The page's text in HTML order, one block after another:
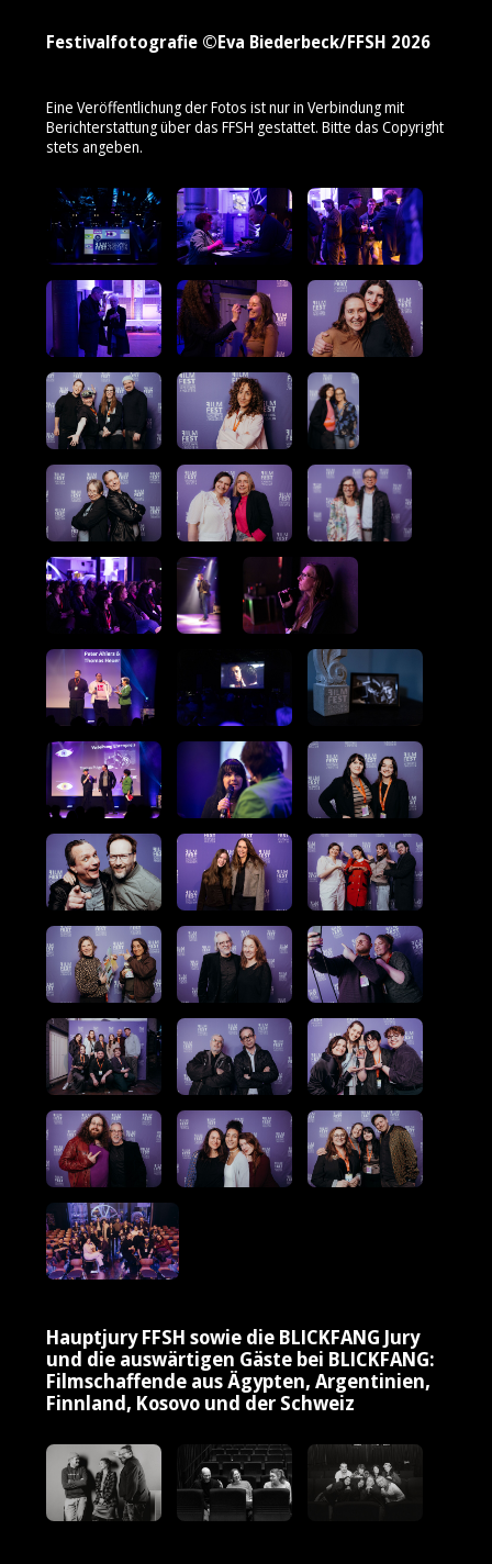
Festivalfotografie ©Eva Biederbeck/FFSH 2026
Eine Veröffentlichung der Fotos ist nur in Verbindung mit
Berichterstattung über das FFSH gestattet. Bitte das Copyright
stets angeben.
Hauptjury FFSH sowie die BLICKFANG Jury
und die auswärtigen Gäste bei BLICKFANG:
Filmschaffende aus Ägypten, Argentinien,
Finnland, Kosovo und der Schweiz